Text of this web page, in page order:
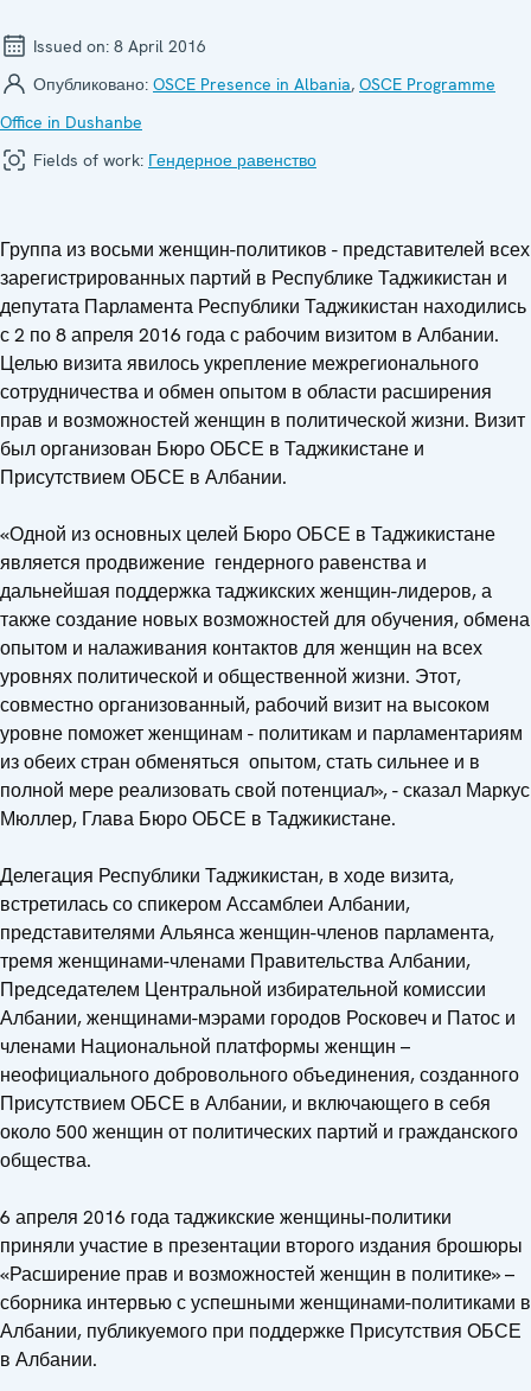
Issued on: 8 April 2016
Опубликовано: OSCE Presence in Albania, OSCE Programme
Office in Dushanbe
Fields of work: Гендерное равенство
Группа из восьми женщин-политиков - представителей всех
зарегистрированных партий в Республике Таджикистан и
депутата Парламента Республики Таджикистан находились
с 2 по 8 апреля 2016 года с рабочим визитом в Албании.
Целью визита явилось укрепление межрегионального
сотрудничества и обмен опытом в области расширения
прав и возможностей женщин в политической жизни. Визит
был организован Бюро ОБСЕ в Таджикистане и
Присутствием ОБСЕ в Албании.
«Одной из основных целей Бюро ОБСЕ в Таджикистане
является продвижение гендерного равенства и
дальнейшая поддержка таджикских женщин-лидеров, а
также создание новых возможностей для обучения, обмена
опытом и налаживания контактов для женщин на всех
уровнях политической и общественной жизни. Этот,
совместно организованный, рабочий визит на высоком
уровне поможет женщинам - политикам и парламентариям
из обеих стран обменяться опытом, стать сильнее и в
полной мере реализовать свой потенциал», - сказал Маркус
Мюллер, Глава Бюро ОБСЕ в Таджикистане.
Делегация Республики Таджикистан, в ходе визита,
встретилась со спикером Ассамблеи Албании,
представителями Альянса женщин-членов парламента,
тремя женщинами-членами Правительства Албании,
Председателем Центральной избирательной комиссии
Албании, женщинами-мэрами городов Росковеч и Патос и
членами Национальной платформы женщин –
неофициального добровольного объединения, созданного
Присутствием ОБСЕ в Албании, и включающего в себя
около 500 женщин от политических партий и гражданского
общества.
6 апреля 2016 года таджикские женщины-политики
приняли участие в презентации второго издания брошюры
«Расширение прав и возможностей женщин в политике» –
сборника интервью с успешными женщинами-политиками в
Албании, публикуемого при поддержке Присутствия ОБСЕ
в Албании.